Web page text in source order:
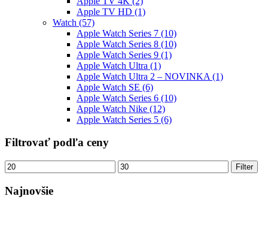
Apple TV HD (1)
Watch (57)
Apple Watch Series 7 (10)
Apple Watch Series 8 (10)
Apple Watch Series 9 (1)
Apple Watch Ultra (1)
Apple Watch Ultra 2 – NOVINKA (1)
Apple Watch SE (6)
Apple Watch Series 6 (10)
Apple Watch Nike (12)
Apple Watch Series 5 (6)
Filtrovať podľa ceny
Minimálna
cena
Maximálna
cena
Filter
Najnovšie